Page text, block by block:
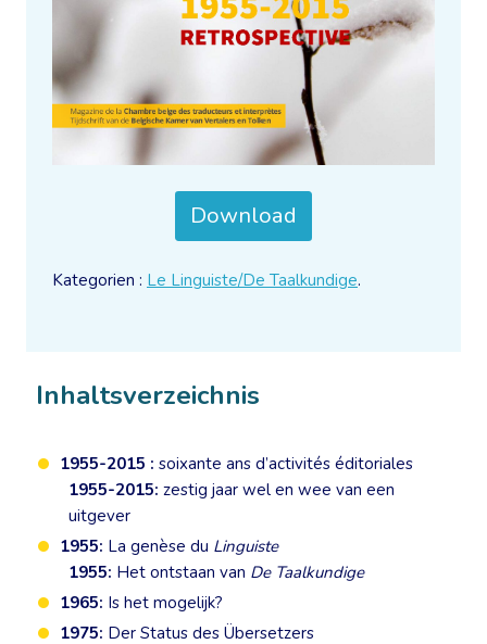
Inhaltsverzeichnis
1955-2015 : soixante ans d’activités éditoriales
1955-2015: zestig jaar wel en wee van een
uitgever
1955: La genèse du Linguiste
1955: Het ontstaan van De Taalkundige
1965: Is het mogelijk?
1975: Der Status des Übersetzers
Download
Kategorien : Le Linguiste/De Taalkundige.